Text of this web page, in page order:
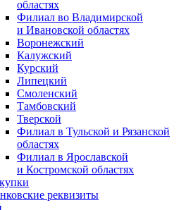
областях
Филиал во Владимирской
и Ивановской областях
Воронежский
Калужский
Курский
Липецкий
Смоленский
Тамбовский
Тверской
Филиал в Тульской и Рязанской
областях
Филиал в Ярославской
и Костромской областях
реквизиты